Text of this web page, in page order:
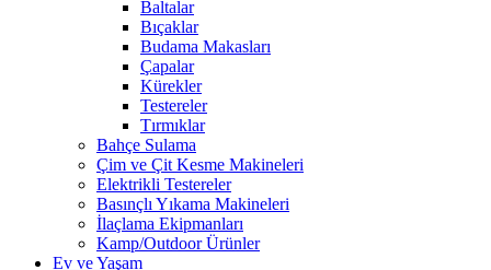
Baltalar
Bıçaklar
Budama Makasları
Çapalar
Kürekler
Testereler
Tırmıklar
Bahçe Sulama
Çim ve Çit Kesme Makineleri
Elektrikli Testereler
Basınçlı Yıkama Makineleri
İlaçlama Ekipmanları
Kamp/Outdoor Ürünler
Ev ve Yaşam